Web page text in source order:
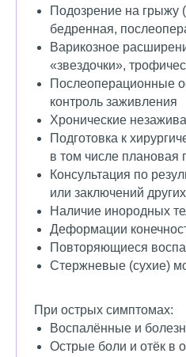
Подозрение на грыжу
бедренная,
Варикозное
«звездочки»,
Послеоперационные
контроль заживления
Хронические
Подготовка к
в том числе плановая
Консультация по
или заключений
Наличие инородных
Деформации
Повторяющиеся
Стержневые (сухие)
При острых симптомах:
Воспалённые и
Острые боли и отёк в